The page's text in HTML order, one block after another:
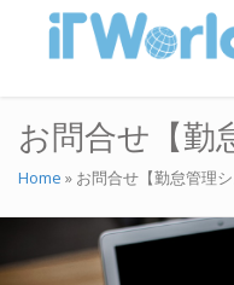
お問合せ【勤
Home » お問合せ【勤怠管理シ